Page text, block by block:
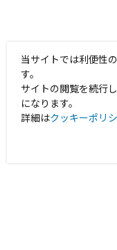
当サイトでは利便性
す。
サイトの閲覧を続行
になります。
詳細はクッキーポリ